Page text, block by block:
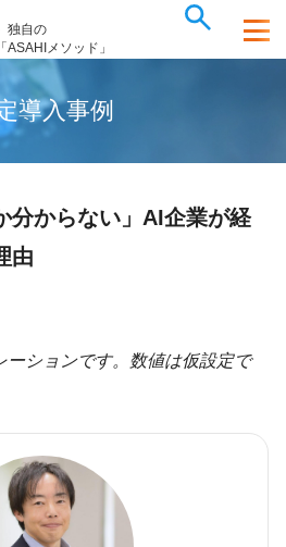
独自の
メソッド」
導入事例
分からない」AI企業が経
由
ションです。数値は仮設定で